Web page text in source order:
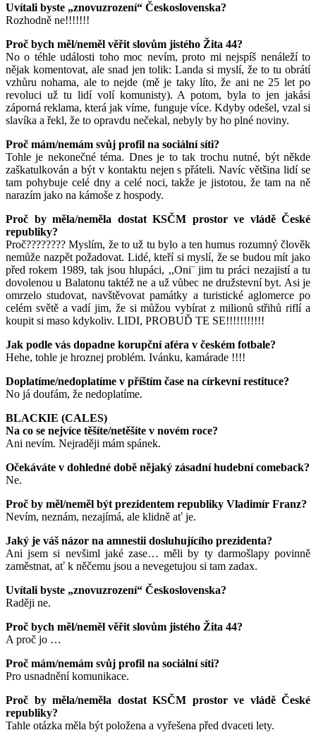
Uvítali byste „znovuzrození“ Československa?
Rozhodně ne!!!!!!!
Proč bych měl/neměl věřit slovům jistého Žita 44?
No o téhle události toho moc nevím, proto mi nejspíš nenáleží to
nějak komentovat, ale snad jen tolik: Landa si myslí, že to tu obrátí
vzhůru nohama, ale to nejde (mě je taky líto, že ani ne 25 let po
revoluci už tu lidí volí komunisty). A potom, byla to jen jakási
záporná reklama, která jak víme, funguje více. Kdyby odešel, vzal si
slavíka a řekl, že to opravdu nečekal, nebyly by ho plné noviny.
Proč mám/nemám svůj profil na sociální síti?
Tohle je nekonečné téma. Dnes je to tak trochu nutné, být někde
zaškatulkován a být v kontaktu nejen s přáteli. Navíc většina lidí se
tam pohybuje celé dny a celé noci, takže je jistotou, že tam na ně
narazím jako na kámoše z hospody.
Proč by měla/neměla dostat KSČM prostor ve vládě České
republiky?
Proč???????? Myslím, že to už tu bylo a ten humus rozumný člověk
nemůže nazpět požadovat. Lidé, kteří si myslí, že se budou mít jako
před rokem 1989, tak jsou hlupáci, ,,Oni¨ jim tu práci nezajistí a tu
dovolenou u Balatonu taktéž ne a už vůbec ne družstevní byt. Asi je
omrzelo studovat, navštěvovat památky a turistické aglomerce po
celém světě a vadí jim, že si můžou vybírat z milionů střihů riflí a
koupit si maso kdykoliv. LIDI, PROBUĎ TE SE!!!!!!!!!!!
Jak podle vás dopadne korupční aféra v českém fotbale?
Hehe, tohle je hroznej problém. Ivánku, kamárade !!!!
Doplatíme/nedoplatíme v příštím čase na církevní restituce?
No já doufám, že nedoplatíme.
BLACKIE (CALES)
Na co se nejvíce těšíte/netěšíte v novém roce?
Ani nevím. Nejraději mám spánek.
Očekáváte v dohledné době nějaký zásadní hudební comeback?
Ne.
Proč by měl/neměl být prezidentem republiky Vladimír Franz?
Nevím, neznám, nezajímá, ale klidně ať je.
Jaký je váš názor na amnestii dosluhujícího prezidenta?
Ani jsem si nevšiml jaké zase… měli by ty darmošlapy povinně
zaměstnat, ať k něčemu jsou a nevegetujou si tam zadax.
Uvítali byste „znovuzrození“ Československa?
Raději ne.
Proč bych měl/neměl věřit slovům jistého Žita 44?
A proč jo …
Proč mám/nemám svůj profil na sociální síti?
Pro usnadnění komunikace.
Proč by měla/neměla dostat KSČM prostor ve vládě České
republiky?
Tahle otázka měla být položena a vyřešena před dvaceti lety.